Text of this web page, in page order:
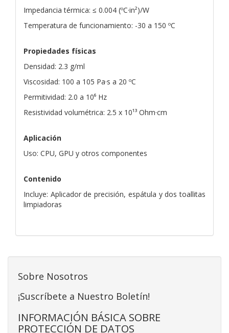
Impedancia térmica: ≤ 0.004 (ºC·in²)/W
Temperatura de funcionamiento: -30 a 150 ºC
Propiedades físicas
Densidad: 2.3 g/ml
Viscosidad: 100 a 105 Pa·s a 20 ºC
Permitividad: 2.0 a 10⁶ Hz
Resistividad volumétrica: 2.5 x 10¹³ Ohm·cm
Aplicación
Uso: CPU, GPU y otros componentes
Contenido
Incluye: Aplicador de precisión, espátula y dos toallitas
limpiadoras
Sobre Nosotros
¡Suscríbete a Nuestro Boletín!
INFORMACIÓN BÁSICA SOBRE
PROTECCIÓN DE DATOS